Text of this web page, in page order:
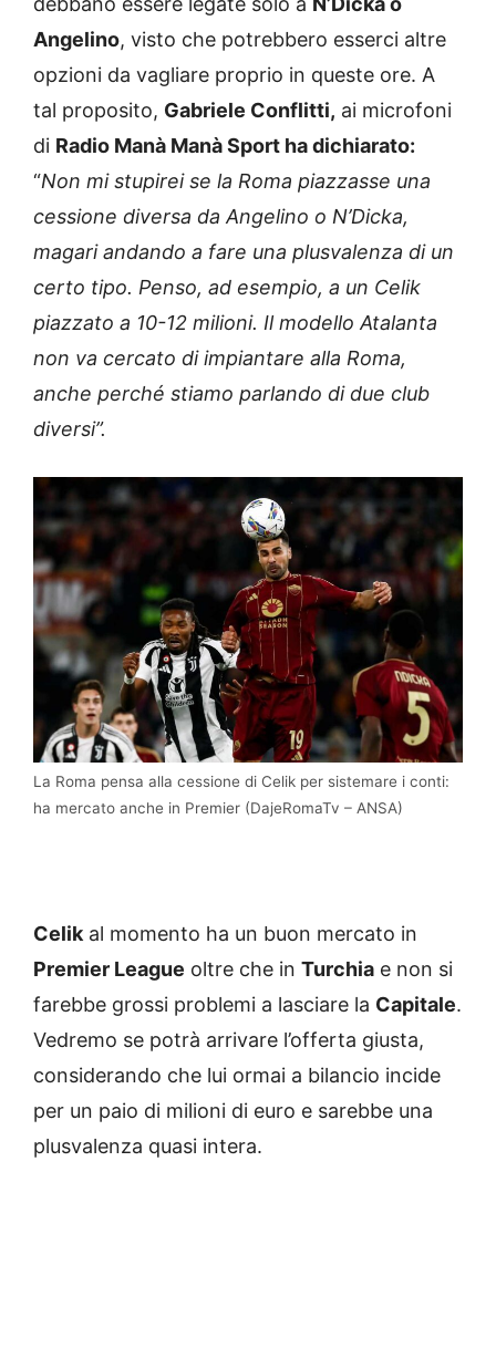
Angelino, visto che potrebbero esserci altre
opzioni da vagliare proprio in queste ore. A
tal proposito, Gabriele Conflitti, ai microfoni
di Radio Manà Manà Sport ha dichiarato:
“Non mi stupirei se la Roma piazzasse una
cessione diversa da Angelino o N’Dicka,
magari andando a fare una plusvalenza di un
certo tipo. Penso, ad esempio, a un Celik
piazzato a 10-12 milioni. Il modello Atalanta
non va cercato di impiantare alla Roma,
anche perché stiamo parlando di due club
diversi”.
La Roma pensa alla cessione di Celik per sistemare i conti:
ha mercato anche in Premier (DajeRomaTv – ANSA)
Celikal momento ha un buon mercato in
Premier League oltre che in Turchia e non si
farebbe grossi problemi a lasciare la Capitale.
Vedremo se potrà arrivare l’offerta giusta,
considerando che lui ormai a bilancio incide
per un paio di milioni di euro e sarebbe una
plusvalenza quasi intera.